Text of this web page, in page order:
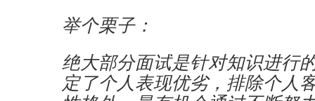
举个栗子：
绝大部分面试是针对知识进行
定了个人表现优劣，排除个人